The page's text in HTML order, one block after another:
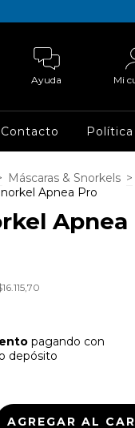
Ayuda Mi
Contacto
Máscaras & Snorkels >
Apnea Pro
Apnea
pagando con
depósito